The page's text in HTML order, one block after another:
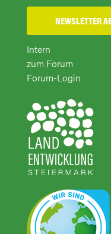
NEWSLETTER
Intern
zum Forum
Forum-Login